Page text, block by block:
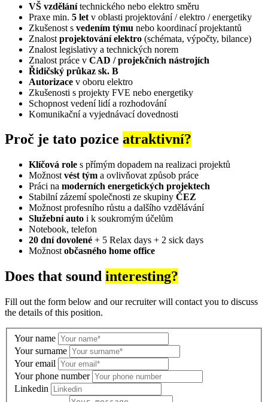
VŠ vzdělánítechnického nebo elektro směru
Praxe min. 5 let v oblasti projektování / elektro / energetiky
Zkušenost s vedením týmu nebo koordinací projektantů
Znalost projektování elektro (schémata, výpočty, bilance)
Znalost legislativy a technických norem
Znalost práce v CAD / projekčních nástrojích
Řidičský průkaz sk. B
Autorizace v oboru elektro
Zkušenosti s projekty FVE nebo energetiky
Schopnost vedení lidí a rozhodování
Komunikační a vyjednávací dovednosti
Proč je tato pozice atraktivní?
Klíčová role s přímým dopadem na realizaci projektů
Možnost vést tým a ovlivňovat způsob práce
Práci na moderních energetických projektech
Stabilní zázemí společnosti ze skupiny ČEZ
Možnost profesního růstu a dalšího vzdělávání
Služební auto i k soukromým účelům
Notebook, telefon
20 dní dovolené + 5 Relax days + 2 sick days
Možnost občasného home office
Does that sound interesting?
Fill out the form below and our recruiter will contact you to discuss
the details of this position.
Your name
Your surname
Your email
Your phone number
Linkedin